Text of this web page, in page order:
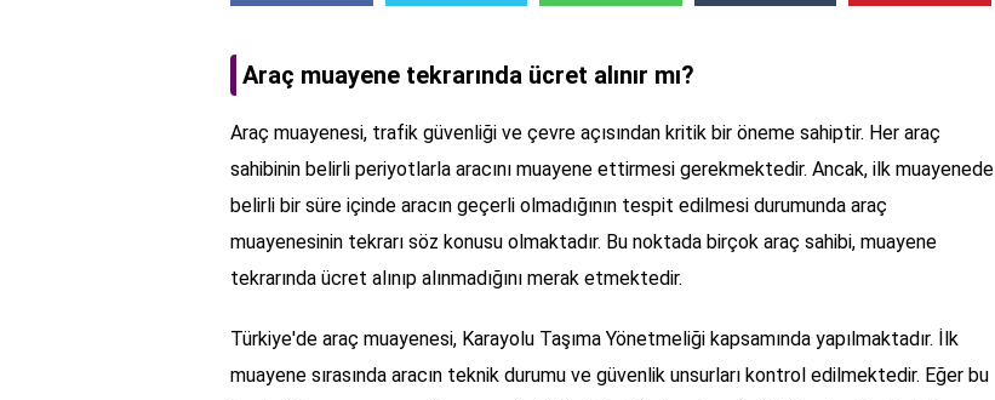
Araç muayene tekrarında ücret alınır mı?
Araç muayenesi, trafik güvenliği ve çevre açısından kritik bir öneme sahiptir. Her araç
sahibinin belirli periyotlarla aracını muayene ettirmesi gerekmektedir. Ancak, ilk muayenede
belirli bir süre içinde aracın geçerli olmadığının tespit edilmesi durumunda araç
muayenesinin tekrarı söz konusu olmaktadır. Bu noktada birçok araç sahibi, muayene
tekrarında ücret alınıp alınmadığını merak etmektedir.
Türkiye'de araç muayenesi, Karayolu Taşıma Yönetmeliği kapsamında yapılmaktadır. İlk
muayene sırasında aracın teknik durumu ve güvenlik unsurları kontrol edilmektedir. Eğer bu